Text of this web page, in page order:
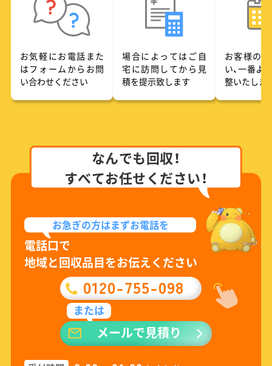
お気軽にお電話また
はフォームからお問
い合わせください
場合によってはご自
宅に訪問してから見
積を提示致します
お客様の
い、一番よ
整いたしま
なんでも回収！
すべてお任せください！
お急ぎの方はまずお電話を
電話口で
地域と回収品目をお伝えください
0120-755-098
または
メールで見積り